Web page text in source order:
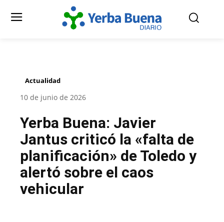
Actualidad
10 de junio de 2026
Yerba Buena: Javier
Jantus criticó la «falta de
planificación» de Toledo y
alertó sobre el caos
vehicular